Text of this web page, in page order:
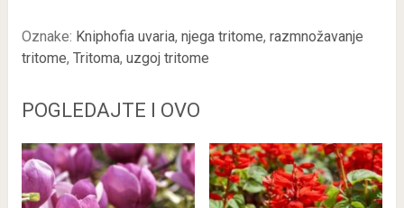
Oznake: Kniphofia uvaria, njega tritome, razmnožavanje
tritome, Tritoma, uzgoj tritome
POGLEDAJTE I OVO